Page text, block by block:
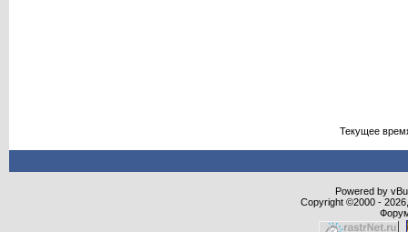
Текущее
Powered by
Copyright ©2000 -